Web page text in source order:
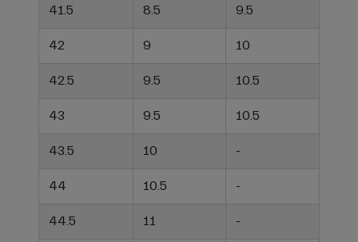
41.5 8.5 9.5
42 9 10
42.5 9.5 10.5
43 9.5 10.5
43.5 10 -
44 10.5 -
44.5 11 -